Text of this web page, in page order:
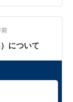
を抜粋してみ
のインフラ整
」です。ＧＸ
、ＤＸ（デジ
前
について